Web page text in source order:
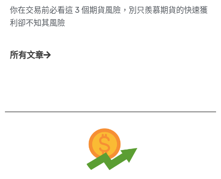
你在交易前必看這 3 個期貨風險，別只羨慕期貨的快速獲
利卻不知其風險
所有文章